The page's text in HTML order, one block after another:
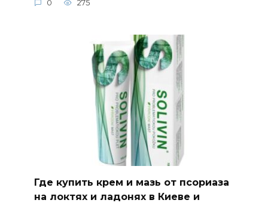
0 275
Где купить крем и мазь от псориаза
на локтях и ладонях в Киеве и